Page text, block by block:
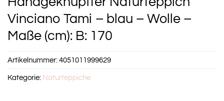
Vinciano Tami – blau – Wolle –
Maße (cm): B: 170
Artikelnummer:4051011999629
Kategorie: Naturteppiche